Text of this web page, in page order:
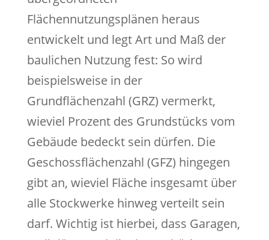
Flächennutzungsplänen heraus
entwickelt und legt Art und Maß der
baulichen Nutzung fest: So wird
beispielsweise in der
Grundflächenzahl (GRZ) vermerkt,
wieviel Prozent des Grundstücks vom
Gebäude bedeckt sein dürfen. Die
Geschossflächenzahl (GFZ) hingegen
gibt an, wieviel Fläche insgesamt über
alle Stockwerke hinweg verteilt sein
darf. Wichtig ist hierbei, dass Garagen,